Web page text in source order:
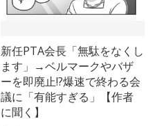
新任PTA会長「無駄をなくし
ます」→ベルマークやバザ
ーを即廃止!?爆速で終わる会
議に「有能すぎる」【作者
に聞く】